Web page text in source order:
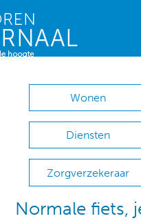
Wonen
Diensten
Zorgverzekeraar
Normale fiets,